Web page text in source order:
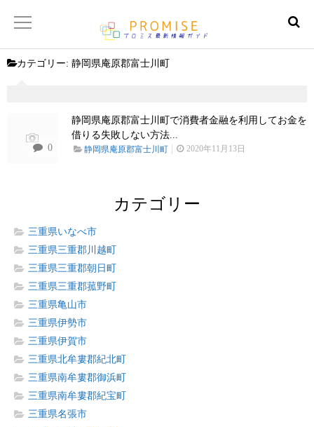
【サイトマップ】
カテゴリー: 静岡県庵原郡富士川町
0
静岡県庵原郡富士川町で消費者金融を利用してお金を
借りる失敗しない方法...
静岡県庵原郡富士川町 2020年11月13日
カテゴリー
三重県いなべ市
三重県三重郡川越町
三重県三重郡朝日町
三重県三重郡菰野町
三重県亀山市
三重県伊勢市
三重県伊賀市
三重県北牟婁郡紀北町
三重県南牟婁郡御浜町
三重県南牟婁郡紀宝町
三重県名張市